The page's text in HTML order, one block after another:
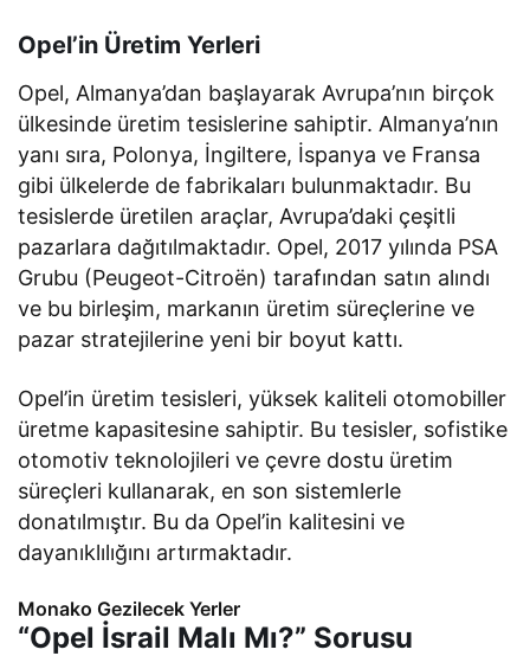
Opel’in Üretim Yerleri
Opel, Almanya’dan başlayarak Avrupa’nın birçok
ülkesinde üretim tesislerine sahiptir. Almanya’nın
yanı sıra, Polonya, İngiltere, İspanya ve Fransa
gibi ülkelerde de fabrikaları bulunmaktadır. Bu
tesislerde üretilen araçlar, Avrupa’daki çeşitli
pazarlara dağıtılmaktadır. Opel, 2017 yılında PSA
Grubu (Peugeot-Citroën) tarafından satın alındı
ve bu birleşim, markanın üretim süreçlerine ve
pazar stratejilerine yeni bir boyut kattı.
Opel’in üretim tesisleri, yüksek kaliteli otomobiller
üretme kapasitesine sahiptir. Bu tesisler, sofistike
otomotiv teknolojileri ve çevre dostu üretim
süreçleri kullanarak, en son sistemlerle
donatılmıştır. Bu da Opel’in kalitesini ve
dayanıklılığını artırmaktadır.
Monako Gezilecek Yerler
“Opel İsrail Malı Mı?” Sorusu